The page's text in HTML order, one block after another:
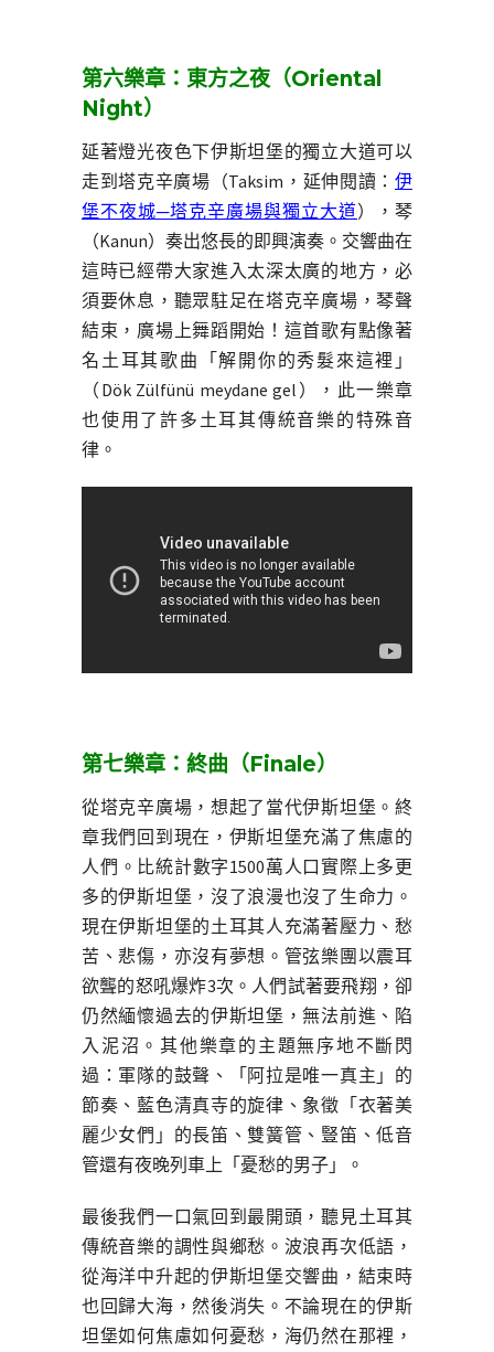
第六樂章：東方之夜（Oriental
Night）
延著燈光夜色下伊斯坦堡的獨立大道可以
走到塔克辛廣場（Taksim，延伸閱讀： 伊
堡不夜城─塔克辛廣場與獨立大道），琴
（Kanun）奏出悠長的即興演奏。交響曲在
這時已經帶大家進入太深太廣的地方，必
須要休息，聽眾駐足在塔克辛廣場，琴聲
結束，廣場上舞蹈開始！這首歌有點像著
名土耳其歌曲「解開你的秀髮來這裡」
（Dök Zülfünü meydane gel），此一樂章
也使用了許多土耳其傳統音樂的特殊音
律。
第七樂章：終曲（Finale）
從塔克辛廣場，想起了當代伊斯坦堡。終
章我們回到現在，伊斯坦堡充滿了焦慮的
人們。比統計數字1500萬人口實際上多更
多的伊斯坦堡，沒了浪漫也沒了生命力。
現在伊斯坦堡的土耳其人充滿著壓力、愁
苦、悲傷，亦沒有夢想。管弦樂團以震耳
欲聾的怒吼爆炸3次。人們試著要飛翔，卻
仍然緬懷過去的伊斯坦堡，無法前進、陷
入泥沼。其他樂章的主題無序地不斷閃
過：軍隊的鼓聲、「阿拉是唯一真主」的
節奏、藍色清真寺的旋律、象徵「衣著美
麗少女們」的長笛、雙簧管、豎笛、低音
管還有夜晚列車上「憂愁的男子」。
最後我們一口氣回到最開頭，聽見土耳其
傳統音樂的調性與鄉愁。波浪再次低語，
從海洋中升起的伊斯坦堡交響曲，結束時
也回歸大海，然後消失。不論現在的伊斯
坦堡如何焦慮如何憂愁，海仍然在那裡，